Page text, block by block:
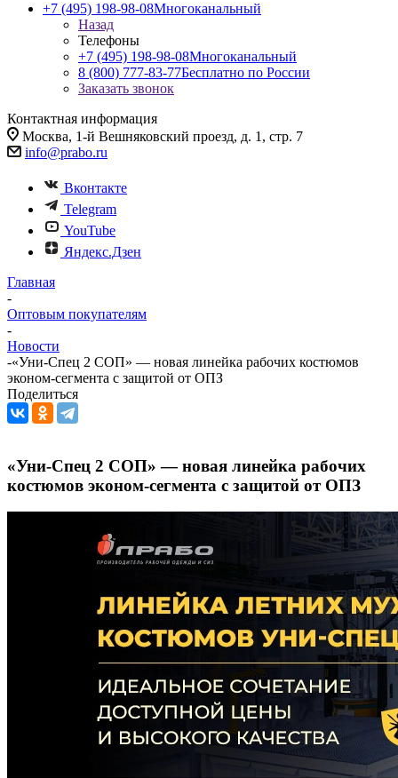
+7 (495) 198-98-08Многоканальный
Назад
Телефоны
+7 (495) 198-98-08Многоканальный
8 (800) 777-83-77Бесплатно по России
Заказать звонок
Контактная информация
Москва, 1-й Вешняковский проезд, д. 1, стр. 7
info@prabo.ru
Вконтакте
Telegram
YouTube
Яндекс.Дзен
Главная
-
Оптовым покупателям
-
Новости
-«Уни-Спец 2 СОП» — новая линейка рабочих костюмов
эконом-сегмента с защитой от ОПЗ
Поделиться
«Уни-Спец 2 СОП» — новая линейка рабочих
костюмов эконом-сегмента с защитой от ОПЗ